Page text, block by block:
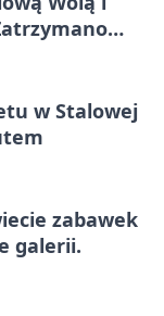
w Stalowej
zabawek
galerii.